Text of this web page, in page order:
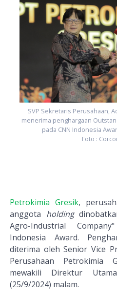
SVP Sekretaris Perusahaan,
menerima penghargaan
pada CNN Indonesia
Foto :
Petrokimia Gresik,
anggota holding
Agro-Industrial
Indonesia Award.
diterima oleh Senior Vice
Perusahaan Petrokimia
mewakili Direktur
(25/9/2024) malam.